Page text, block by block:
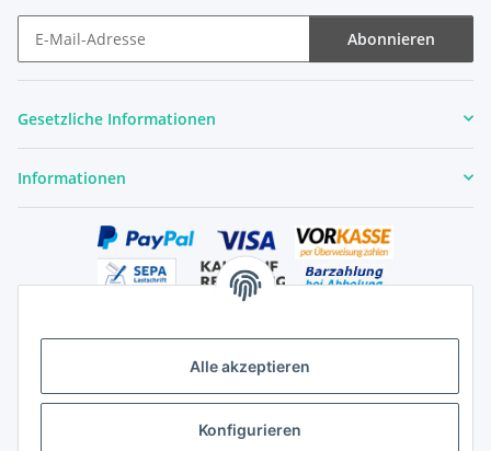
Alle akzeptieren
Konfigurieren
Abonnieren
Gesetzliche Informationen
Informationen